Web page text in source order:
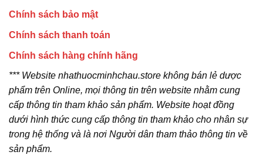
Chính sách bảo mật
Chính sách thanh toán
Chính sách hàng chính hãng
*** Website nhathuocminhchau.store không bán lẻ dược
phẩm trên Online, mọi thông tin trên website nhằm cung
cấp thông tin tham khảo sản phẩm. Website hoạt đồng
dưới hình thức cung cấp thông tin tham khảo cho nhân sự
trong hệ thống và là nơi Người dân tham thảo thông tin về
sản phẩm.